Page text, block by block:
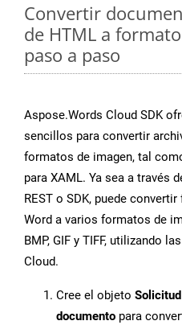
Convertir
de HTML a
paso a paso
Aspose.Words Cloud SDK
sencillos para convertir
formatos de imagen, tal
para XAML. Ya sea a través
REST o SDK, puede
Word a varios formatos de
BMP, GIF y TIFF, utilizando
Cloud.
Cree el objeto
documento para